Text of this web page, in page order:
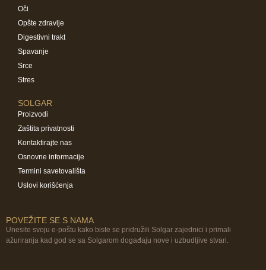
Oči
Opšte zdravlje
Digestivni trakt
Spavanje
Srce
Stres
SOLGAR
Proizvodi
Zaštita privatnosti
Kontaktirajte nas
Osnovne informacije
Termini savetovališta
Uslovi korišćenja
POVEŽITE SE S NAMA
Unesite svoju e-poštu kako biste se pridružili Solgar zajednici i primali
ažuriranja kad god se sa Solgarom događaju nove i uzbudljive stvari.